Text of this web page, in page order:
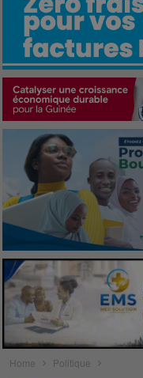
Home Politique